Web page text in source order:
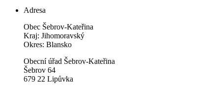
Adresa
Obec Šebrov-Kateřina
Kraj: Jihomoravský
Okres: Blansko
Obecní úřad Šebrov-Kateřina
Šebrov 64
679 22 Lipůvka